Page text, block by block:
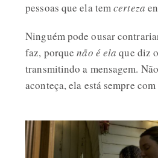
pessoas que ela temcerteza
Ninguém pode ousar
faz, porquenão é ela que diz
transmitindo a mensagem.
aconteça, ela está sempre